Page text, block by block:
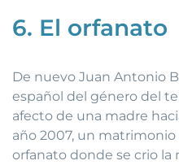
6. El orfanato
De nuevo Juan Antonio
español del género del
afecto de una madre
año 2007, un matrimonio
orfanato donde se crio la